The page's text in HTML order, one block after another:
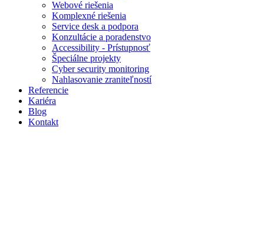
Webové riešenia
Komplexné riešenia
Service desk a podpora
Konzultácie a poradenstvo
Accessibility - Prístupnosť
Špeciálne projekty
Cyber security monitoring
Nahlasovanie zraniteľností
Referencie
Kariéra
Blog
Kontakt